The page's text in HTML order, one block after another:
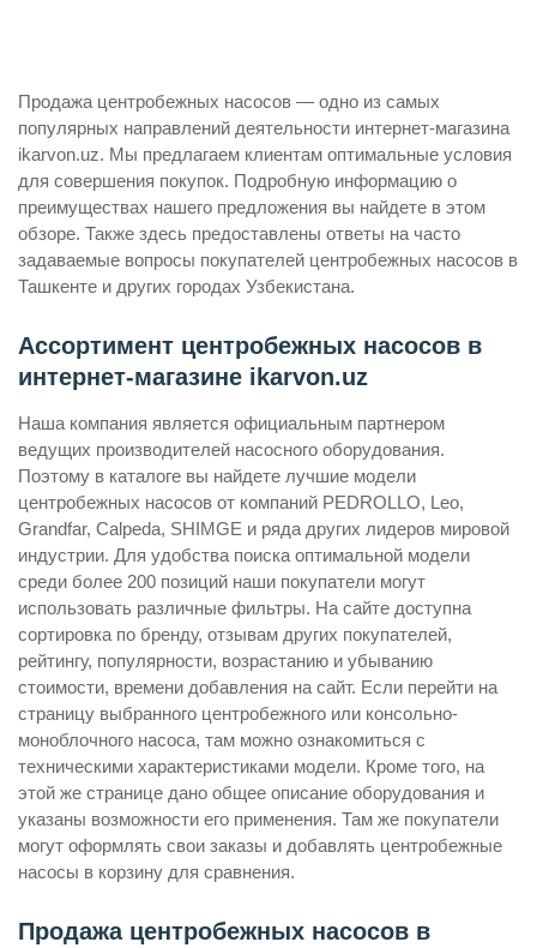
Продажа центробежных насосов — одно из самых
популярных направлений деятельности интернет-магазина
ikarvon.uz. Мы предлагаем клиентам оптимальные условия
для совершения покупок. Подробную информацию о
преимуществах нашего предложения вы найдете в этом
обзоре. Также здесь предоставлены ответы на часто
задаваемые вопросы покупателей центробежных насосов в
Ташкенте и других городах Узбекистана.
Ассортимент центробежных насосов в
интернет-магазине ikarvon.uz
Наша компания является официальным партнером
ведущих производителей насосного оборудования.
Поэтому в каталоге вы найдете лучшие модели
центробежных насосов от компаний PEDROLLO, Leo,
Grandfar, Calpeda, SHIMGE и ряда других лидеров мировой
индустрии. Для удобства поиска оптимальной модели
среди более 200 позиций наши покупатели могут
использовать различные фильтры. На сайте доступна
сортировка по бренду, отзывам других покупателей,
рейтингу, популярности, возрастанию и убыванию
стоимости, времени добавления на сайт. Если перейти на
страницу выбранного центробежного или консольно-
моноблочного насоса, там можно ознакомиться с
техническими характеристиками модели. Кроме того, на
этой же странице дано общее описание оборудования и
указаны возможности его применения. Там же покупатели
могут оформлять свои заказы и добавлять центробежные
насосы в корзину для сравнения.
Продажа центробежных насосов в